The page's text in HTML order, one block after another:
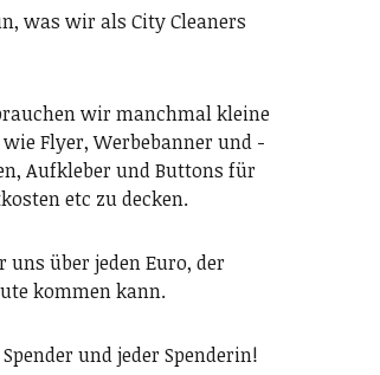
was wir als City Cleaners
wir manchmal kleine
Flyer, Werbebanner und -
Aufkleber und Buttons für
etc zu decken.
uns über jeden Euro, der
kommen kann.
und jeder Spenderin!